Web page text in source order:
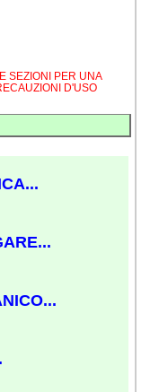
SEZIONI PER UNA
D'USO